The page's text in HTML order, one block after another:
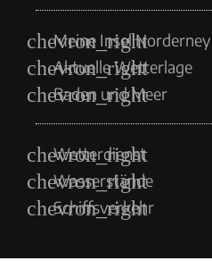
Meine Insel Norderney
Aktuelle Wetterlage
Baden und Meer
Wetterdienst
Wasserstände
Schiffsverkehr